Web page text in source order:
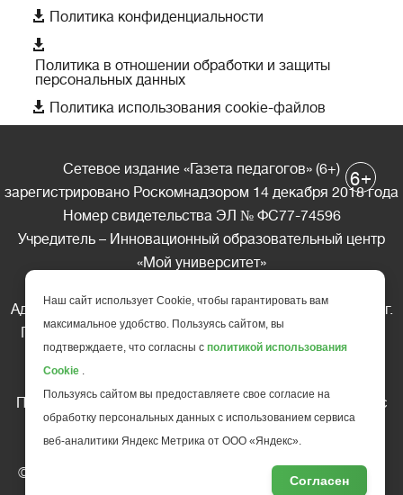
 Политика конфиденциальности

Политика в отношении обработки и защиты
персональных данных
 Политика использования cookie-файлов
Сетевое издание «Газета педагогов» (6+)
зарегистрировано Роскомнадзором 14 декабря 2018 года
Номер свидетельства ЭЛ № ФС77-74596
Учредитель – Инновационный образовательный центр
«Мой университет»
Адрес редакции: 185035 Россия, Республика Карелия, г.
Петрозаводск, ул. Фридриха Энгельса д.10, офис 211
Телефон редакции: +7 (499) 685-10-45
Перепечатка материалов газеты допускается только c
письменного разрешения редакции
Ссылка на «Газету педагогов» обязательна.
© АНО ДПО "Инновационный образовательный центр
6+
Наш сайт использует Cookie, чтобы гарантировать вам
максимальное удобство. Пользуясь сайтом, вы
подтверждаете, что согласны с политикой использования
Cookie .
Пользуясь сайтом вы предоставляете свое согласие на
обработку персональных данных с использованием сервиса
веб-аналитики Яндекс Метрика от ООО «Яндекс».
Согласен